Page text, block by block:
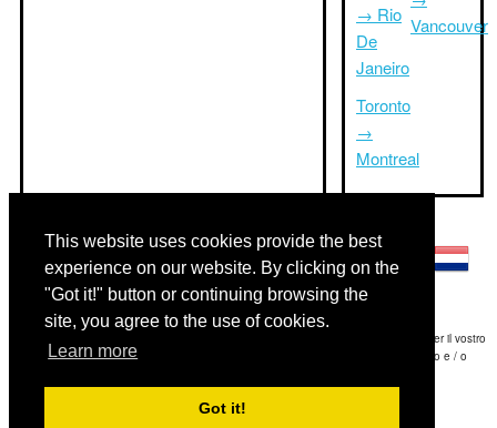
This website uses cookies provide the best
experience on our website. By clicking on the
"Got it!" button or continuing browsing the
site, you agree to the use of cookies.
Learn more
Got it!
→ Rio
De
Janeiro
Toronto
→
Montreal
Vancouver
Disclaimer: Le informazioni visualizzate su questo sito è la nostra migliore stima e per il vostro
riferimento soltanto.Triptimeto.com non è responsabile di eventuali ritardi viaggio e / o